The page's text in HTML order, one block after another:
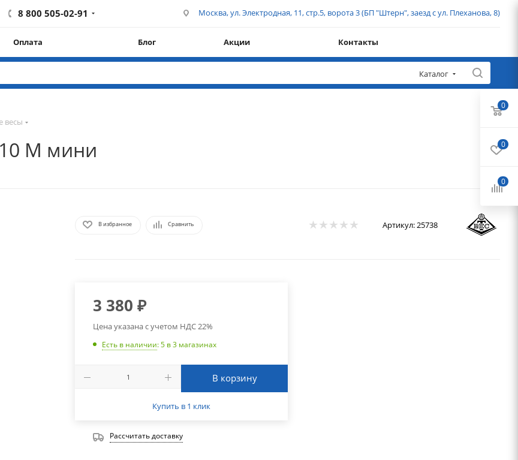
8 800 505-02-91 Москва, ул. Электродная, 11, стр.5, ворота 3 (БП "Штерн", заезд с ул. Плеханова, 8)
Оплата Блог Акции Контакты
Каталог
весы
М мини
В избранное Сравнить Артикул:25738
3 380 ₽
Цена указана с учетом НДС 22%
Есть в наличии: 5 в 3 магазинах
В корзину
Купить в 1 клик
Рассчитать доставку
0
0
0